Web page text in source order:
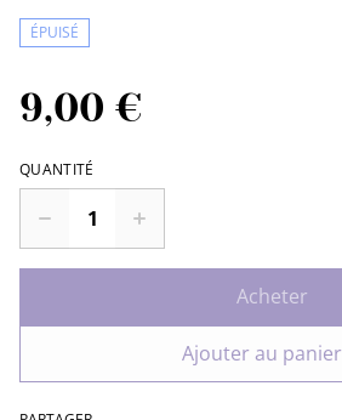
ÉPUISÉ
9,00 €
QUANTITÉ
Acheter
Ajouter au panier